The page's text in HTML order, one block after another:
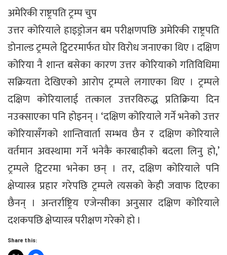
अमेरिकी राष्ट्रपति ट्रम्प चुप
उत्तर कोरियाले हाइड्रोजन बम परीक्षणपछि अमेरिकी राष्ट्रपति
डोनाल्ड ट्रम्पले ट्विटरमार्फत घोर विरोध जनाएका थिए । दक्षिण
कोरिया नै शान्त बसेका कारण उत्तर कोरियाको गतिविधिमा
सक्रियता देखिएको आरोप ट्रम्पले लगाएका थिए । ट्रम्पले
दक्षिण कोरियालाई तत्काल उत्तरविरुद्ध प्रतिक्रिया दिन
नउक्साएका पनि होइनन् । ‘दक्षिण कोरियाले गर्ने भनेको उत्तर
कोरियासँगको शान्तिवार्ता सम्भव छैन र दक्षिण कोरियाले
वर्तमान अवस्थामा गर्ने भनेकै कारबाहीको बदला लिनु हो,’
ट्रम्पले ट्विटरमा भनेका छन् । तर, दक्षिण कोरियाले पनि
क्षेप्यास्त्र प्रहार गरेपछि ट्रम्पले त्यसको केही जवाफ दिएका
छैनन् । अन्तर्राष्ट्रिय एजेन्सीका अनुसार दक्षिण कोरियाले
दशकपछि क्षेप्यास्त्र परीक्षण गरेको हो ।
Share this: